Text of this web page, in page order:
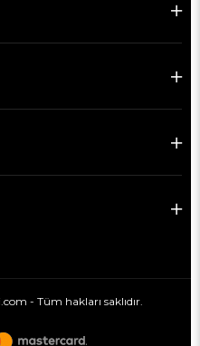
- Tüm hakları saklıdır.